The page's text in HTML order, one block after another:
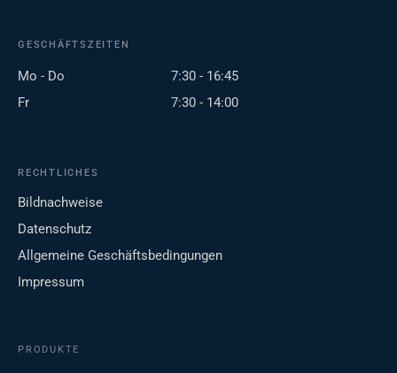
GESCHÄFTSZEITEN
Mo - Do
7:30 - 16:45
Fr
7:30 - 14:00
RECHTLICHES
Bildnachweise
Datenschutz
Allgemeine Geschäftsbedingungen
Impressum
PRODUKTE